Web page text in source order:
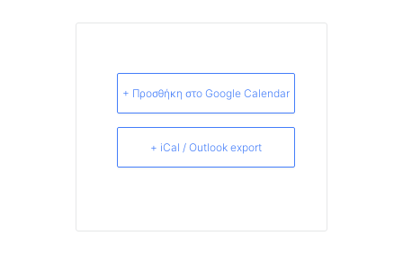
+ Προσθήκη στο Google Calendar
+ iCal / Outlook export